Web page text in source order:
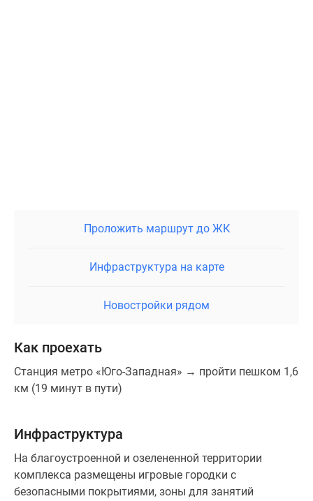
Проложить маршрут до ЖК
Инфраструктура на карте
Новостройки рядом
Как проехать
Станция метро «Юго-Западная» → пройти пешком 1,6
км (19 минут в пути)
Инфраструктура
На благоустроенной и озелененной территории
комплекса размещены игровые городки с
безопасными покрытиями, зоны для занятий